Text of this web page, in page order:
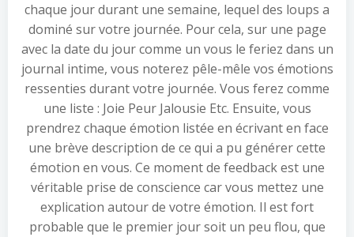
chaque jour durant une semaine, lequel des loups a
dominé sur votre journée. Pour cela, sur une page
avec la date du jour comme un vous le feriez dans un
journal intime, vous noterez pêle-mêle vos émotions
ressenties durant votre journée. Vous ferez comme
une liste : Joie Peur Jalousie Etc. Ensuite, vous
prendrez chaque émotion listée en écrivant en face
une brève description de ce qui a pu générer cette
émotion en vous. Ce moment de feedback est une
véritable prise de conscience car vous mettez une
explication autour de votre émotion. Il est fort
probable que le premier jour soit un peu flou, que